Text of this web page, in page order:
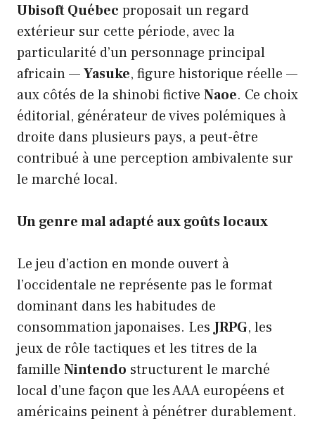
Ubisoft Québec proposait un regard
extérieur sur cette période, avec la
particularité d’un personnage principal
africain —Yasuke, figure historique réelle —
aux côtés de la shinobi fictive Naoe. Ce choix
éditorial, générateur de vives polémiques à
droite dans plusieurs pays, a peut-être
contribué à une perception ambivalente sur
le marché local.
Un genre mal adapté aux goûts locaux
Le jeu d’action en monde ouvert à
l’occidentale ne représente pas le format
dominant dans les habitudes de
consommation japonaises. LesJRPG, les
jeux de rôle tactiques et les titres de la
famille Nintendo structurent le marché
local d’une façon que les AAA européens et
américains peinent à pénétrer durablement.